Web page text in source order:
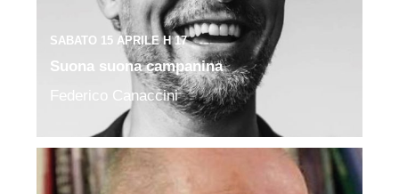
SABATO 15 APRILE H 17
Suona suona campanina
Federico Canaccini